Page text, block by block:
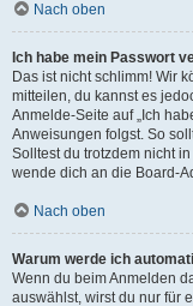
Nach oben
Ich habe mein Passwort
Das ist nicht schlimm! Wir
mitteilen, du kannst es
Anmelde-Seite auf „Ich
Anweisungen folgst. So
Solltest du trotzdem nicht
wende dich an die Board-
Nach oben
Warum werde ich
Wenn du beim Anmelden
auswählst, wirst du nur für